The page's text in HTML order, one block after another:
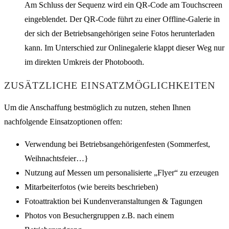
Am Schluss der Sequenz wird ein QR-Code am Touchscreen
eingeblendet. Der QR-Code führt zu einer Offline-Galerie in
der sich der Betriebsangehörigen seine Fotos herunterladen
kann. Im Unterschied zur Onlinegalerie klappt dieser Weg nur
im direkten Umkreis der Photobooth.
ZUSÄTZLICHE EINSATZMÖGLICHKEITEN
Um die Anschaffung bestmöglich zu nutzen, stehen Ihnen
nachfolgende Einsatzoptionen offen:
Verwendung bei Betriebsangehörigenfesten (Sommerfest,
Weihnachtsfeier…}
Nutzung auf Messen um personalisierte „Flyer“ zu erzeugen
Mitarbeiterfotos (wie bereits beschrieben)
Fotoattraktion bei Kundenveranstaltungen & Tagungen
Photos von Besuchergruppen z.B. nach einem